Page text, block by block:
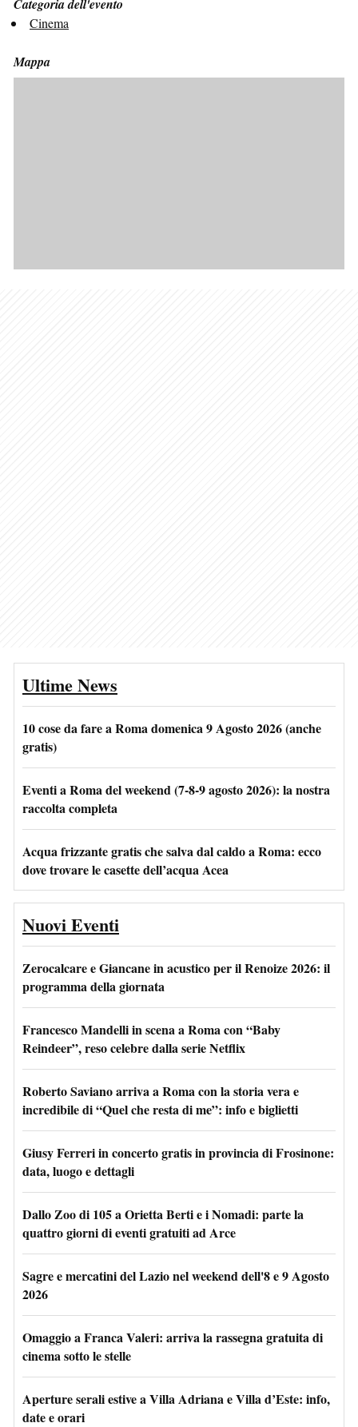
Categoria dell'evento
Cinema
Mappa
Ultime News
10 cose da fare a Roma domenica 9 Agosto 2026 (anche
gratis)
Eventi a Roma del weekend (7-8-9 agosto 2026): la nostra
raccolta completa
Acqua frizzante gratis che salva dal caldo a Roma: ecco
dove trovare le casette dell’acqua Acea
Nuovi Eventi
Zerocalcare e Giancane in acustico per il Renoize 2026: il
programma della giornata
Francesco Mandelli in scena a Roma con “Baby
Reindeer”, reso celebre dalla serie Netflix
Roberto Saviano arriva a Roma con la storia vera e
incredibile di “Quel che resta di me”: info e biglietti
Giusy Ferreri in concerto gratis in provincia di Frosinone:
data, luogo e dettagli
Dallo Zoo di 105 a Orietta Berti e i Nomadi: parte la
quattro giorni di eventi gratuiti ad Arce
Sagre e mercatini del Lazio nel weekend dell'8 e 9 Agosto
2026
Omaggio a Franca Valeri: arriva la rassegna gratuita di
cinema sotto le stelle
Aperture serali estive a Villa Adriana e Villa d’Este: info,
date e orari